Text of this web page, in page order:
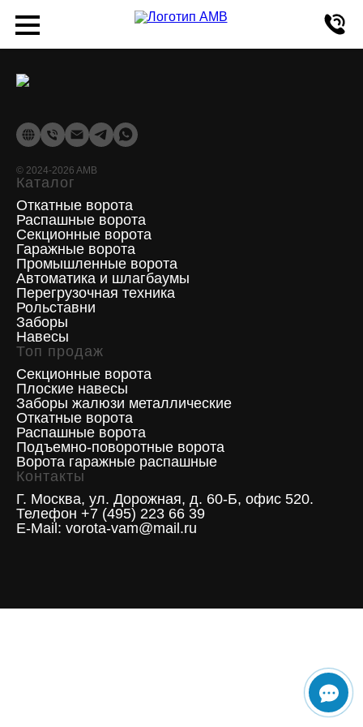
© 2024-2026 AMB
Каталог
Откатные ворота
Распашные ворота
Секционные ворота
Гаражные ворота
Промышленные ворота
Автоматика и шлагбаумы
Перегрузочная техника
Рольставни
Заборы
Навесы
Топ продаж
Секционные ворота
Плоские навесы
Заборы жалюзи металлические
Откатные ворота
Распашные ворота
Подъемно-поворотные ворота
Ворота гаражные распашные
Контакты
Г. Москва, ул. Дорожная, д. 60-Б, офис 520.
Телефон +7 (495) 223 66 39
E-Mail: vorota-vam@mail.ru